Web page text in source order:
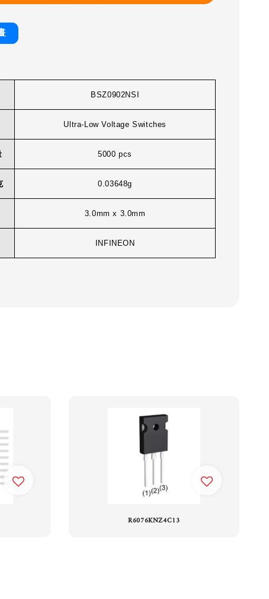
BSZ0902NSI
Ultra-Low Voltage Switches
5000 pcs
0.03648g
3.0mm x 3.0mm
INFINEON
R6076KNZ4C13